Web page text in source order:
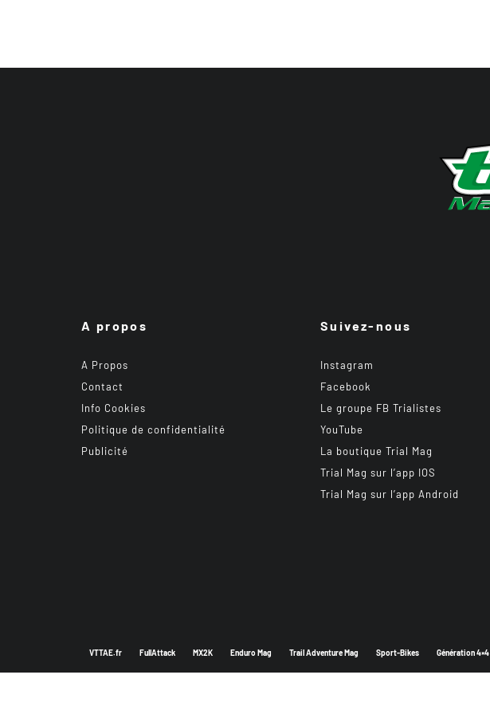
A propos
A Propos
Contact
Info Cookies
Politique de confidentialité
Publicité
Suivez-nous
Instagram
Facebook
Le groupe FB Trialistes
YouTube
La boutique Trial Mag
Trial Mag sur l’app IOS
Trial Mag sur l’app Android
VTTAE.fr FullAttack MX2K Enduro Mag Trail Adventure Mag Sport-Bikes Génération 4×4